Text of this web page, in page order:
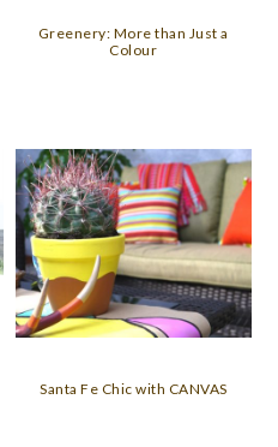
Greenery: More than Just a
Colour
Santa Fe Chic with CANVAS